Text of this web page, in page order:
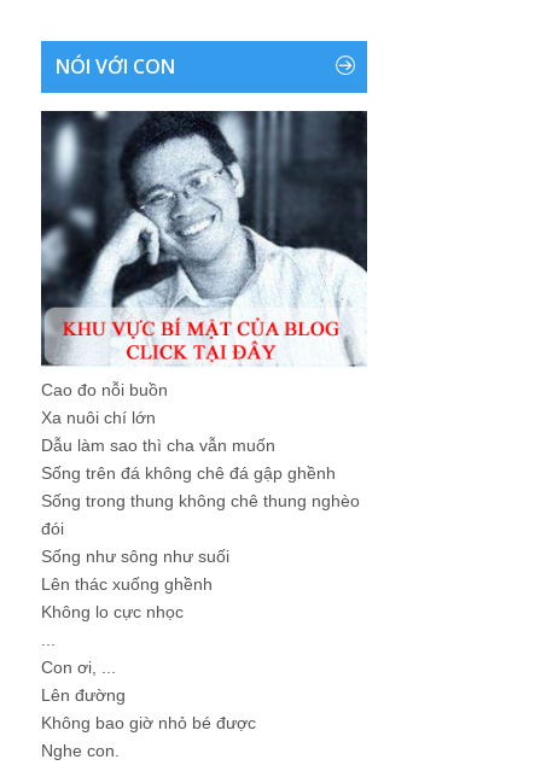
NÓI VỚI CON
Cao đo nỗi buồn
Xa nuôi chí lớn
Dẫu làm sao thì cha vẫn muốn
Sống trên đá không chê đá gập ghềnh
Sống trong thung không chê thung nghèo
đói
Sống như sông như suối
Lên thác xuống ghềnh
Không lo cực nhọc
...
Con ơi, ...
Lên đường
Không bao giờ nhỏ bé được
Nghe con.